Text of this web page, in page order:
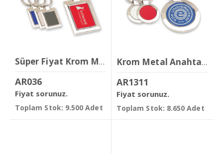
Süper Fiyat Krom Metal Anahtarlık
AR036
Fiyat sorunuz.
Toplam Stok: 9.500 Adet
Krom Metal Anahtarlık
AR1311
Fiyat sorunuz.
Toplam Stok: 8.650 Adet